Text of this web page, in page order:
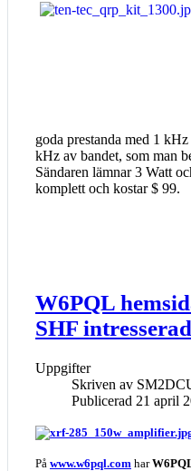
goda prestanda med 1
kHz av bandet, som man
Sändaren lämnar 3 Watt
komplett och kostar $ 99.
W6PQL
SHF
Uppgifter
Skriven av
Publicerad 21 april
På www.w6pql.com har